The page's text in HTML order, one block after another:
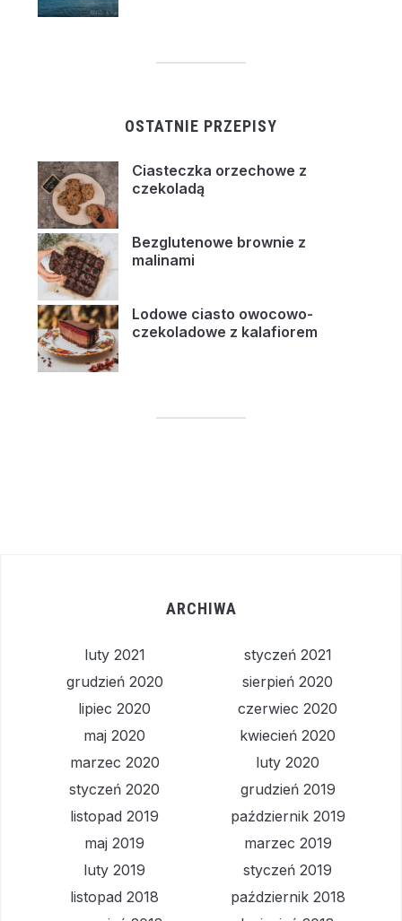
OSTATNIE PRZEPISY
Ciasteczka orzechowe z
czekoladą
Bezglutenowe brownie z
malinami
Lodowe ciasto owocowo-
czekoladowe z kalafiorem
ARCHIWA
luty 2021
styczeń 2021
grudzień 2020
sierpień 2020
lipiec 2020
czerwiec 2020
maj 2020
kwiecień 2020
marzec 2020
luty 2020
styczeń 2020
grudzień 2019
listopad 2019
październik 2019
maj 2019
marzec 2019
luty 2019
styczeń 2019
listopad 2018
październik 2018